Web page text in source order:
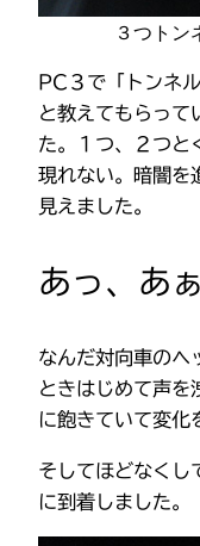
３つトン
PC３で「トンネ
と教えてもらって
た。１つ、２つと
現れない。暗闇を
見えました。
あっ、あ
なんだ対向車のヘ
ときはじめて声を
に飽きていて変化
そしてほどなくし
に到着しました。